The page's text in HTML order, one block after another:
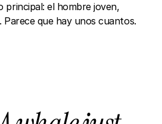
principal: el hombre joven,
que hay unos cuantos.